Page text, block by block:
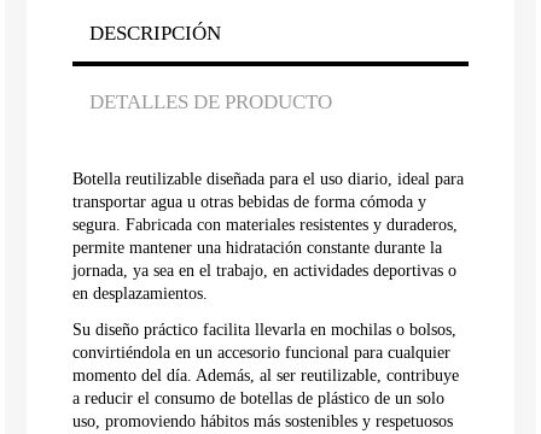
DESCRIPCIÓN
DETALLES DE PRODUCTO
Botella reutilizable diseñada para el uso diario, ideal para
transportar agua u otras bebidas de forma cómoda y
segura. Fabricada con materiales resistentes y duraderos,
permite mantener una hidratación constante durante la
jornada, ya sea en el trabajo, en actividades deportivas o
en desplazamientos.
Su diseño práctico facilita llevarla en mochilas o bolsos,
convirtiéndola en un accesorio funcional para cualquier
momento del día. Además, al ser reutilizable, contribuye
a reducir el consumo de botellas de plástico de un solo
uso, promoviendo hábitos más sostenibles y respetuosos